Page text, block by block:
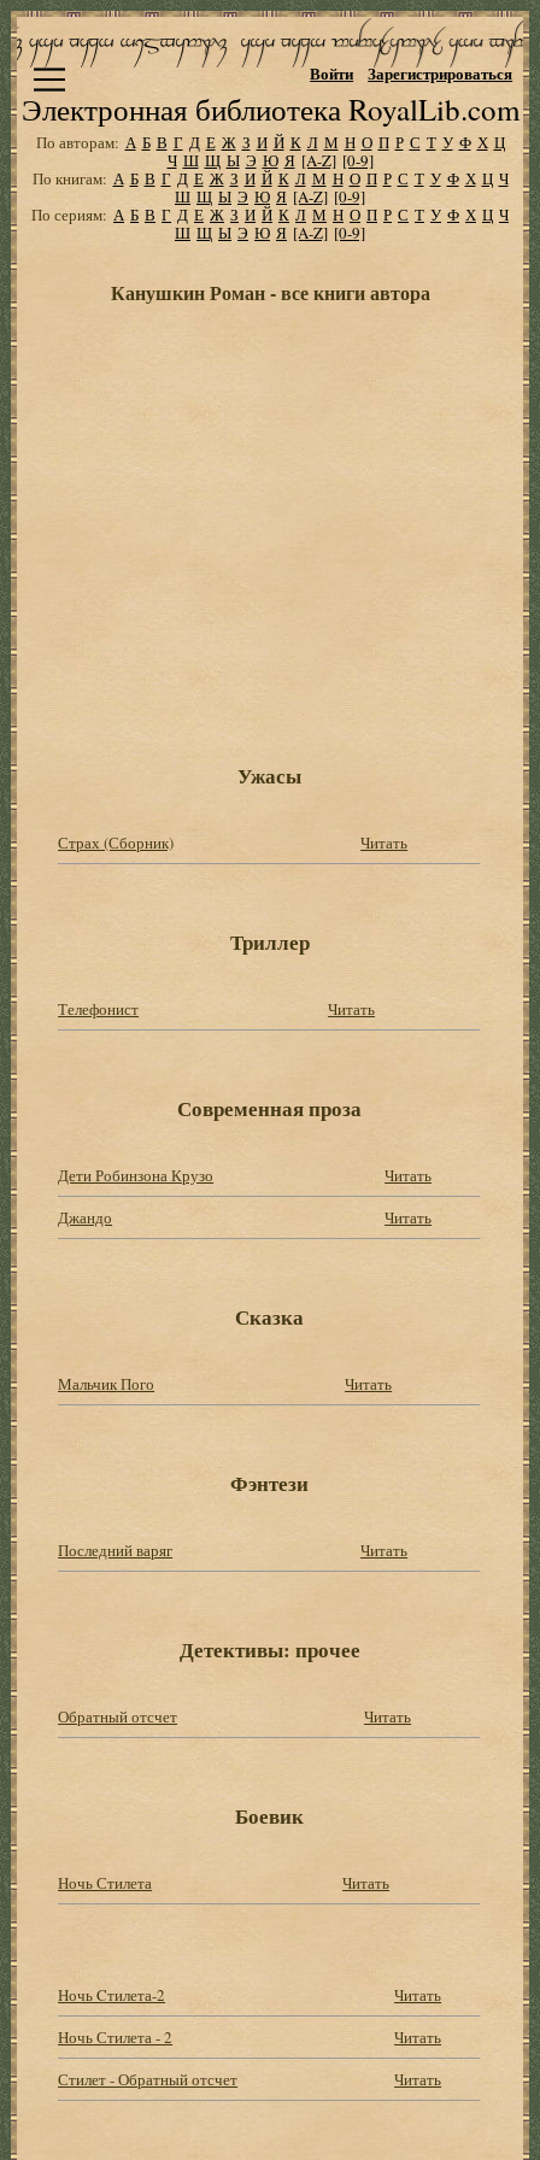
Электронная библиотека RoyalLib.com
Войти Зарегистрироваться
По авторам: А Б В Г Д Е Ж З И Й К Л М Н О П Р С Т У Ф Х Ц
Ч Ш Щ Ы Э Ю Я [A-Z] [0-9]
По книгам: А Б В Г Д Е Ж З И Й К Л М Н О П Р С Т У Ф Х Ц Ч
Ш Щ Ы Э Ю Я [A-Z] [0-9]
По сериям: А Б В Г Д Е Ж З И Й К Л М Н О П Р С Т У Ф Х Ц Ч
Ш Щ Ы Э Ю Я [A-Z] [0-9]
Канушкин Роман - все книги автора
Ужасы
Страх (Сборник) Читать
Триллер
Телефонист Читать
Современная проза
Дети Робинзона Крузо
Читать
Джандо
Читать
Сказка
Мальчик Пого Читать
Фэнтези
Последний варяг Читать
Детективы: прочее
Обратный отсчет Читать
Боевик
Ночь Стилета Читать
Ночь Cтилета-2
Читать
Ночь Стилета - 2
Читать
Стилет - Обратный отсчет
Читать